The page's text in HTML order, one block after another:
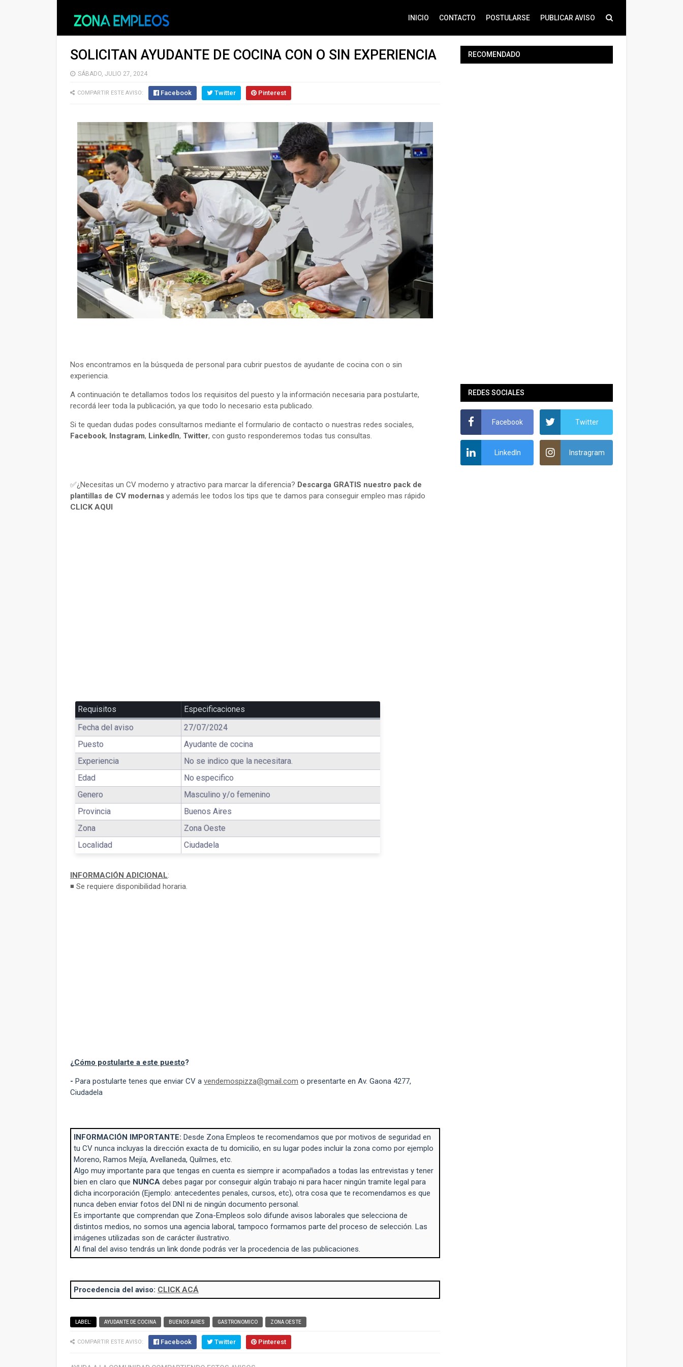
INICIO CONTACTO POSTULARSE PUBLICAR AVISO
SOLICITAN AYUDANTE DE COCINA CON O SIN EXPERIENCIA
SÁBADO, JULIO 27, 2024
COMPARTIR ESTE AVISO: Facebook Twitter Pinterest
Nos encontramos en la búsqueda de personal para cubrir puestos de ayudante de cocina con o sin
experiencia.
A continuación te detallamos todos los requisitos del puesto y la información necesaria para postularte,
recordá leer toda la publicación, ya que todo lo necesario esta publicado.
Si te quedan dudas podes consultarnos mediante el formulario de contacto o nuestras redes sociales,
Facebook, Instagram, LinkedIn, Twitter, con gusto responderemos todas tus consultas.
✅¿Necesitas un CV moderno y atractivo para marcar la diferencia? Descarga GRATIS nuestro pack de
plantillas de CV modernas y además lee todos los tips que te damos para conseguir empleo mas rápido
CLICK AQUI
Requisitos
Especificaciones
Fecha del aviso
27/07/2024
Puesto
Ayudante de cocina
Experiencia
No se indico que la necesitara.
Edad
No especifico
Genero
Masculino y/o femenino
Provincia
Buenos Aires
Zona
Zona Oeste
Localidad
Ciudadela
INFORMACIÓN ADICIONAL:
◾ Se requiere disponibilidad horaria.
¿ Cómo postularte a este puesto?
- Para postularte tenes que enviar CV a vendemospizza@gmail.com o presentarte en Av. Gaona 4277,
Ciudadela
INFORMACIÓN IMPORTANTE: Desde Zona Empleos te recomendamos que por motivos de seguridad en
tu CV nunca incluyas la dirección exacta de tu domicilio, en su lugar podes incluir la zona como por ejemplo
Moreno, Ramos Mejía, Avellaneda, Quilmes, etc.
Algo muy importante para que tengas en cuenta es siempre ir acompañados a todas las entrevistas y tener
bien en claro que NUNCA debes pagar por conseguir algún trabajo ni para hacer ningún tramite legal para
dicha incorporación (Ejemplo: antecedentes penales, cursos, etc), otra cosa que te recomendamos es que
nunca deben enviar fotos del DNI ni de ningún documento personal.
Es importante que comprendan que Zona-Empleos solo difunde avisos laborales que selecciona de
distintos medios, no somos una agencia laboral, tampoco formamos parte del proceso de selección. Las
imágenes utilizadas son de carácter ilustrativo.
Al final del aviso tendrás un link donde podrás ver la procedencia de las publicaciones.
Procedencia del aviso: CLICK ACÁ
LABEL: AYUDANTE DE COCINA BUENOS AIRES GASTRONOMICO ZONA OESTE
COMPARTIR ESTE AVISO: Facebook Twitter Pinterest
RECOMENDADO
REDES SOCIALES
Facebook Twitter
LinkedIn Instragram